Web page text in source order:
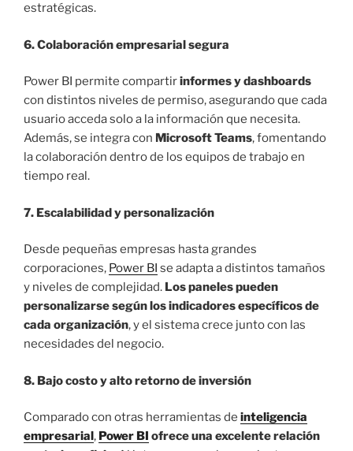
estratégicas.
6. Colaboración empresarial segura
Power BI permite compartirinformes y dashboards
con distintos niveles de permiso, asegurando que cada
usuario acceda solo a la información que necesita.
Además, se integra con Microsoft Teams, fomentando
la colaboración dentro de los equipos de trabajo en
tiempo real.
7. Escalabilidad y personalización
Desde pequeñas empresas hasta grandes
corporaciones, Power BI se adapta a distintos tamaños
y niveles de complejidad. Los paneles pueden
personalizarse según los indicadores específicos de
cada organización, y el sistema crece junto con las
necesidades del negocio.
8. Bajo costo y alto retorno de inversión
Comparado con otras herramientas de inteligencia
empresarial , Power BI ofrece una excelente relación